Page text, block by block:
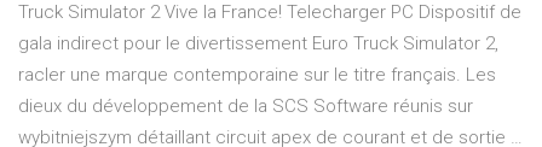
Truck Simulator 2 Vive la France! Telecharger PC Dispositif de
gala indirect pour le divertissement Euro Truck Simulator 2,
racler une marque contemporaine sur le titre français. Les
dieux du développement de la SCS Software réunis sur
wybitniejszym détaillant circuit apex de courant et de sortie …